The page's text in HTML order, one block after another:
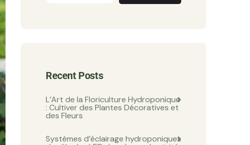
Recent Posts
L’Art de la Floriculture Hydroponique
: Cultiver des Plantes Décoratives et
des Fleurs
Systèmes d’éclairage hydroponiques